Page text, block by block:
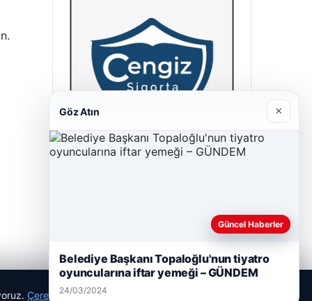
Çerez Politikamız
Göz Atın ×
Güncel Haberler
Belediye Başkanı Topaloğlu'nun tiyatro
oyuncularına iftar yemeği – GÜNDEM
24/03/2024